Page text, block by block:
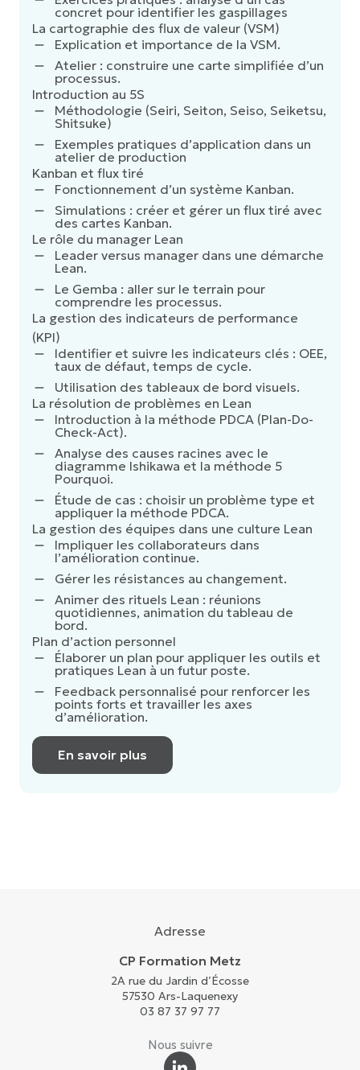
concret pour identifier les gaspillages
La cartographie des flux de valeur (VSM)
Explication et importance de la VSM.
Atelier : construire une carte simplifiée d’un
processus.
Introduction au 5S
Méthodologie (Seiri, Seiton, Seiso, Seiketsu,
Shitsuke)
Exemples pratiques d’application dans un
atelier de production
Kanban et flux tiré
Fonctionnement d’un système Kanban.
Simulations : créer et gérer un flux tiré avec
des cartes Kanban.
Le rôle du manager Lean
Leader versus manager dans une démarche
Lean.
Le Gemba : aller sur le terrain pour
comprendre les processus.
La gestion des indicateurs de performance
(KPI)
Identifier et suivre les indicateurs clés : OEE,
taux de défaut, temps de cycle.
Utilisation des tableaux de bord visuels.
La résolution de problèmes en Lean
Introduction à la méthode PDCA (Plan-Do-
Check-Act).
Analyse des causes racines avec le
diagramme Ishikawa et la méthode 5
Pourquoi.
Étude de cas : choisir un problème type et
appliquer la méthode PDCA.
La gestion des équipes dans une culture Lean
Impliquer les collaborateurs dans
l’amélioration continue.
Gérer les résistances au changement.
Animer des rituels Lean : réunions
quotidiennes, animation du tableau de
bord.
Plan d’action personnel
Élaborer un plan pour appliquer les outils et
pratiques Lean à un futur poste.
Feedback personnalisé pour renforcer les
points forts et travailler les axes
d’amélioration.
En savoir plus
Adresse
CP Formation Metz
2A rue du Jardin d’Écosse
57530 Ars-Laquenexy
03 87 37 97 77
Nous suivre